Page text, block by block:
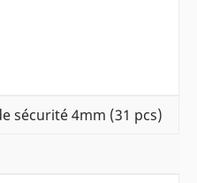
sécurité 4mm (31 pcs)